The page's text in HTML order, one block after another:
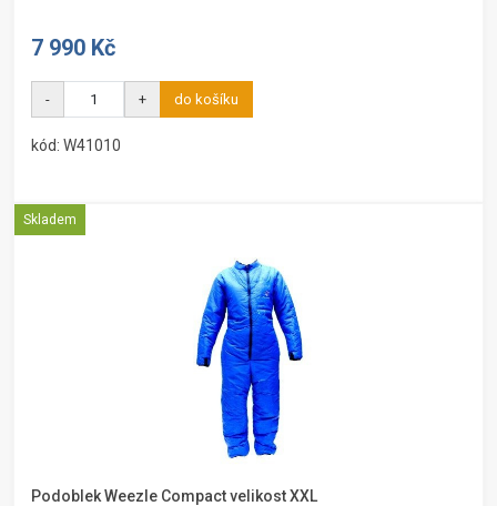
7 990 Kč
- + do košíku
kód: W41010
Skladem
Podoblek Weezle Compact velikost XXL